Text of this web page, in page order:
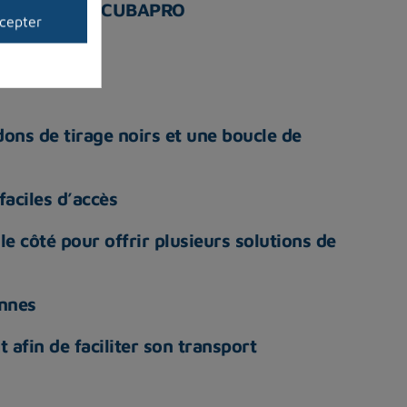
du logo SCUBAPRO
de tirage noirs et une boucle de
d’accès
côté pour offrir plusieurs solutions de
afin de faciliter son transport